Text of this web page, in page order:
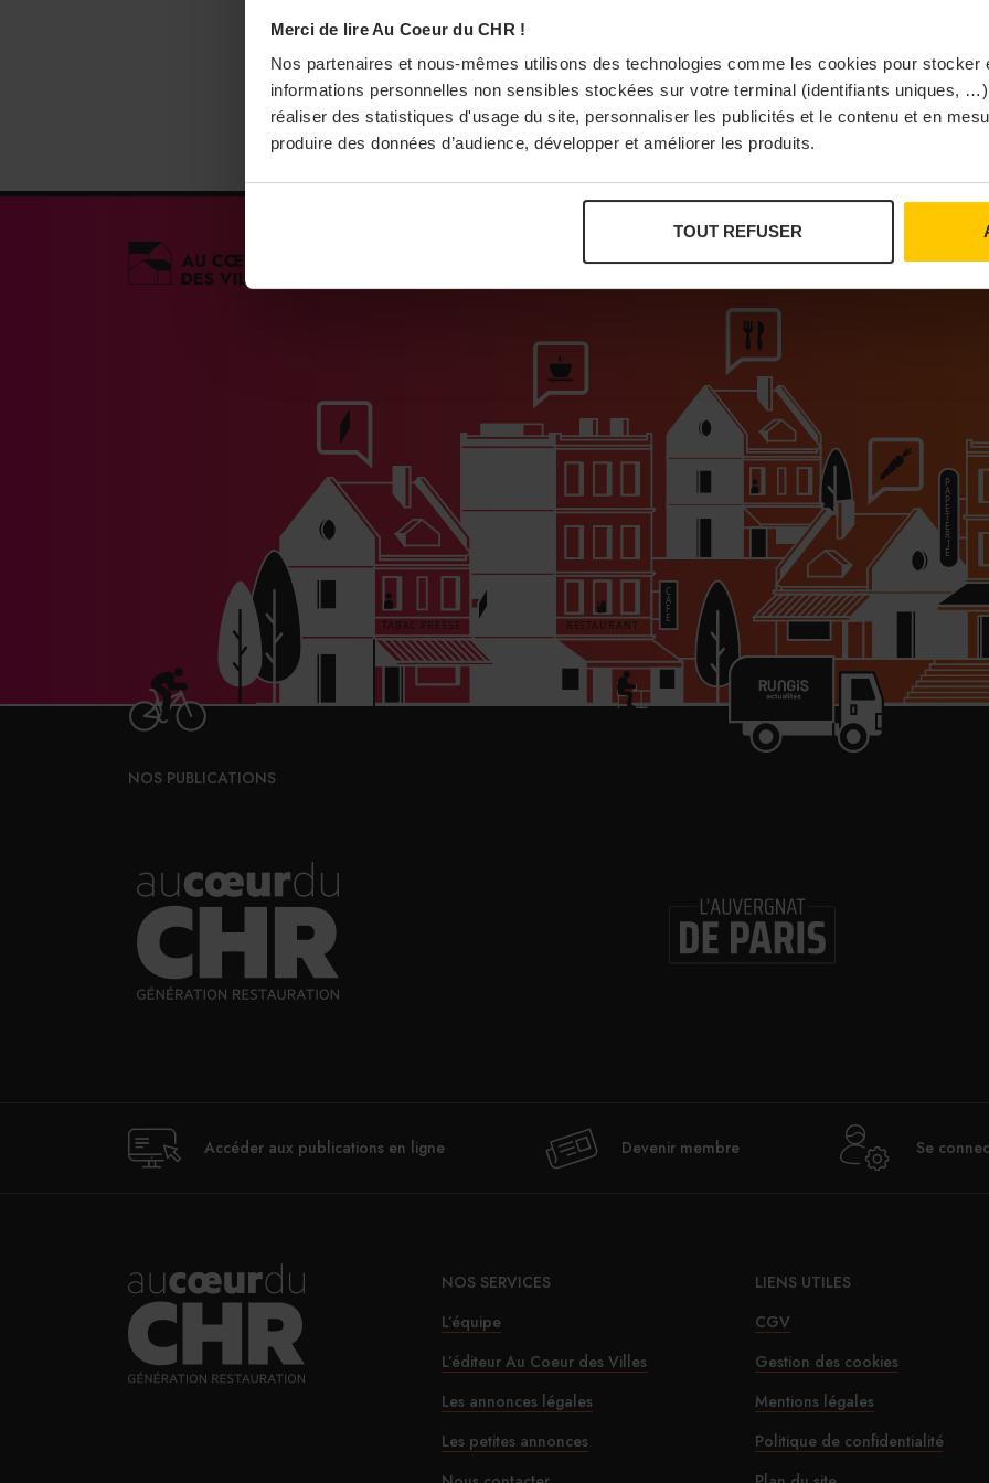
Merci de lire Au Coeur du CHR !
Nos partenaires et nous-mêmes utilisons des technologies comme les cookies pour stocker
informations personnelles non sensibles stockées sur votre terminal (identifiants uniques,
réaliser des statistiques d'usage du site, personnaliser les publicités et le contenu et en
produire des données d’audience, développer et améliorer les produits.
TOUT REFUSER
À
Les
Médias engagés pour que vivent les commerces de proximité
NOS PUBLICATIONS
Accéder aux publications en ligne Devenir membre Se
NOS SERVICES
L’équipe
L’éditeur Au Coeur des Villes
Les annonces légales
Les petites annonces
LIENS UTILES
CGV
Gestion des cookies
Mentions légales
Politique de confidentialité